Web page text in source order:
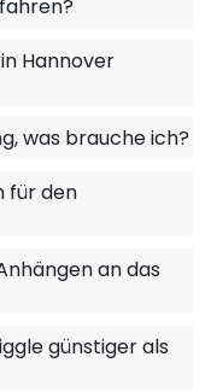
Hannover
was brauche ich?
für den
an das
günstiger als